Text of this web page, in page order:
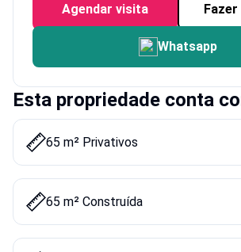
Esta propriedade conta
65 m² Privativos
65 m² Construída
Agendar visita
Whatsapp